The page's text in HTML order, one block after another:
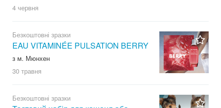
4 червня
Безкоштовні зразки
EAU VITAMINÉE PULSATION BERRY
з м. Мюнхен
30 травня
Безкоштовні зразки